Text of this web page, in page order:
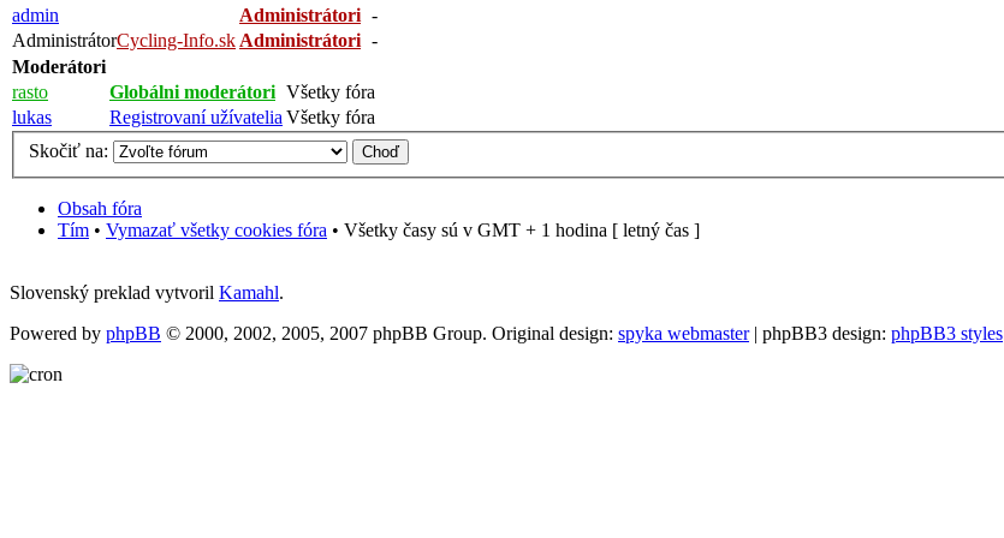
admin Administrátori -
AdministrátorCycling-Info.sk Administrátori -
Moderátori
rasto
Globálni moderátori Všetky fóra
lukas
Registrovaní užívatelia Všetky fóra
Skočiť na:
Obsah fóra
Tím • Vymazať všetky cookies fóra • Všetky časy sú v GMT + 1 hodina [ letný čas ]
Slovenský preklad vytvoril Kamahl.
Powered by phpBB © 2000, 2002, 2005, 2007 phpBB Group. Original design: spyka webmaster| phpBB3 design: phpBB3 styles